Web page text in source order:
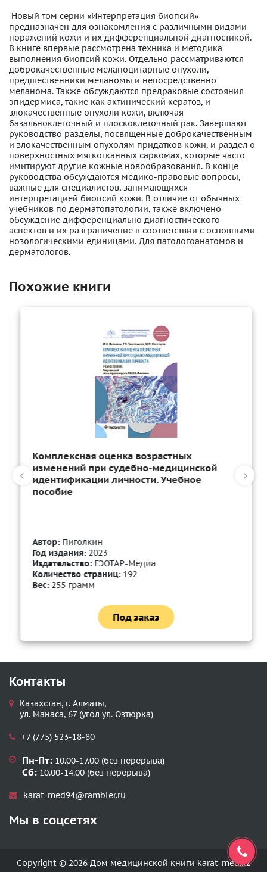
Новый том серии «Интерпретация биопсий»
предназначен для ознакомления с различными видами
поражений кожи и их дифференциальной диагностикой.
В книге впервые рассмотрена техника и методика
выполнения биопсий кожи. Отдельно рассматриваются
доброкачественные меланоцитарные опухоли,
предшественники меланомы и непосредственно
меланома. Также обсуждаются предраковые состояния
эпидермиса, такие как актинический кератоз, и
злокачественные опухоли кожи, включая
базальноклеточный и плоскоклеточный рак. Завершают
руководство разделы, посвященные доброкачественным
и злокачественным опухолям придатков кожи, и раздел о
поверхностных мягкотканных саркомах, которые часто
имитируют другие кожные новообразования. В конце
руководства обсуждаются медико-правовые вопросы,
важные для специалистов, занимающихся
интерпретацией биопсий кожи. В отличие от обычных
учебников по дерматопатологии, также включено
обсуждение дифференциально диагностического
аспектов и их разграничение в соответствии с основными
нозологическими единицами. Для патологоанатомов и
дерматологов.
Похожие книги
Комплексная оценка возрастных
изменений при судебно-медицинской
идентификации личности. Учебное
пособие
Автор:Пиголкин
Год издания:2023
Издательство:ГЭОТАР-Медиа
Количество страниц:192
Вес:255 грамм
Под заказ
Контакты
Казахстан, г. Алматы,
ул. Манаса, 67 (угол ул. Озтюрка)
+7 (775) 523-18-80
Пн-Пт: 10.00-17.00 (без перерыва)
Сб: 10.00-14.00 (без перерыва)
karat-med94@rambler.ru
Мы в соцсетях
Copyright © 2026 Дом медицинской книги karat-med.kz